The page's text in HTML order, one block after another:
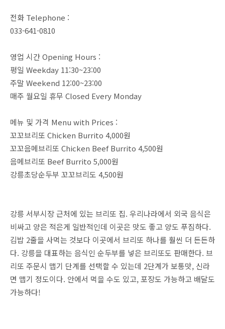
전화 Telephone :
033-641-0810
영업 시간 Opening Hours :
평일 Weekday 11:30~23:00
주말 Weekend 12:00~23:00
매주 월요일 휴무 Closed Every Monday
메뉴 및 가격 Menu with Prices :
꼬꼬브리또 Chicken Burrito 4,000원
꼬꼬음메브리또 Chicken Beef Burrito 4,500원
음메브리또 Beef Burrito 5,000원
강릉초당순두부 꼬꼬브리도 4,500원
강릉 서부시장 근처에 있는 브리또 집. 우리나라에서 외국 음식은
비싸고 양은 적은게 일반적인데 이곳은 맛도 좋고 양도 푸짐하다.
김밥 2줄을 사먹는 것보다 이곳에서 브리또 하나를 훨씬 더 든든하
다. 강릉을 대표하는 음식인 순두부를 넣은 브리또도 판매한다. 브
리또 주문시 맵기 단계를 선택할 수 있는데 2단계가 보통맛, 신라
면 맵기 정도이다. 안에서 먹을 수도 있고, 포장도 가능하고 배달도
가능하다!